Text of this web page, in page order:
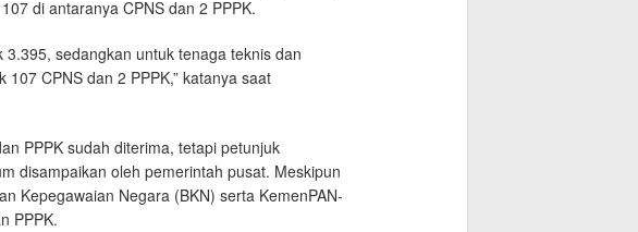
di antaranya CPNS dan 2 PPPK.
sedangkan untuk tenaga teknis dan
CPNS dan 2 PPPK,” katanya saat
PPPK sudah diterima, tetapi petunjuk
disampaikan oleh pemerintah pusat. Meskipun
Kepegawaian Negara (BKN) serta KemenPAN-
PPPK.